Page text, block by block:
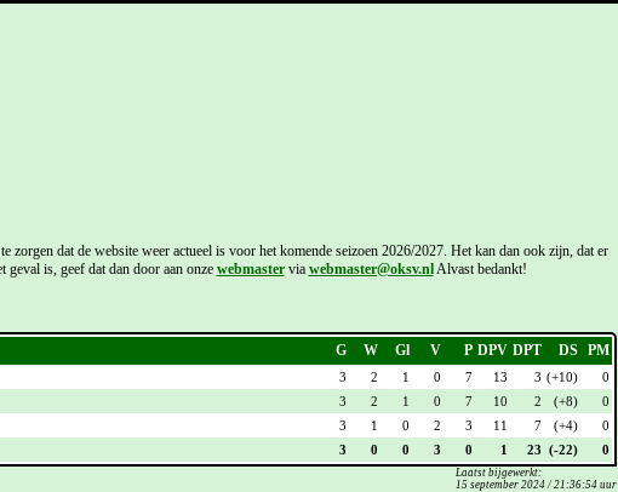
zorgen dat de website weer actueel is voor het komende seizoen 2026/2027. Het kan dan ook zijn, dat er
is, geef dat dan door aan onze webmastervia webmaster@oksv.nlAlvast bedankt!
G W Gl V P DPV DPT DS PM
3 2 1 0 7 13 3 (+10)
0
3 2 1 0 7 10 2 (+8)
0
3 1 0 2 3 11 7 (+4)
0
3 0 0 3 0 1 23 (-22) 0
Laatst bijgewerkt:
15 september 2024 / 21:36:54 uur